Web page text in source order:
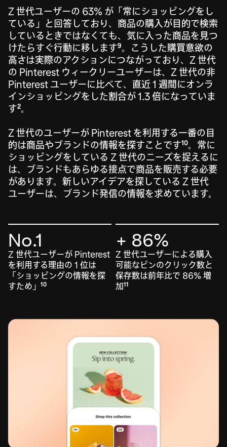
Z 世代ユーザーの 63% が「常にショッピングをし
ている」と回答しており、商品の購入が目的で検索
しているときではなくても、気に入った商品を見つ
けたらすぐ行動に移します9 。こうした購買意欲の
高さは実際のアクションにつながっており、Z 世代
の Pinterest ウィークリーユーザーは、Z 世代の非
Pinterest ユーザーに比べて、直近 1 週間にオンラ
インショッピングをした割合が 1.3 倍になっていま
す2。
Z 世代のユーザーが Pinterest を利用する一番の目
的は商品やブランドの情報を探すことです10。常に
ショッピングをしている Z 世代のニーズを捉えるに
は、ブランドもあらゆる接点で商品を販売する必要
があります。新しいアイデアを探している Z 世代
ユーザーは、ブランド発信の情報を求めています。
No.1
Z 世代ユーザーが Pinterest
を利用する理由の 1 位は
「ショッピングの情報を探
すため」
10
+ 86%
Z 世代ユーザーによる購入
可能なピンのクリック数と
保存数は前年比で 86% 増
加 11